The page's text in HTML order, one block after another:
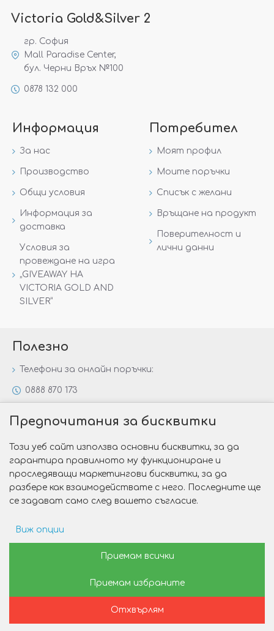
Victoria Gold&Silver 2
гр. София
Mall Paradise Center,
бул. Черни Връх №100
0878 132 000
Информация
За нас
Производство
Общи условия
Информация за
доставка
Условия за
провеждане на игра
„GIVEAWAY НА
VICTORIA GOLD AND
SILVER“
Потребител
Моят профил
Моите поръчки
Списък с желани
Връщане на продукт
Поверителност и
лични данни
Полезно
Телефони за онлайн поръчки:
0888 870 173
Специални предложения
Защо да изберете Victoria Gold&Silver?
Как да изберем годежен пръстен?
Изработка на сайт от Web R Solution®
Начало Желани Сравни Пишете ни Позвънете
Предпочитания за бисквитки
Този уеб сайт използва основни бисквитки, за да
гарантира правилното му функциониране и
проследяващи маркетингови бисквитки, за да
разбере как взаимодействате с него. Последните ще
се задават само след вашето съгласие.
Виж опции
Рекламни предпочитания
Данни за потребление
Приемам всички
Приемам избраните
Отхвърлям